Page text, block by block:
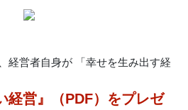
経営者自身が 「幸せを生み出す経
経営』（PDF）をプレゼ